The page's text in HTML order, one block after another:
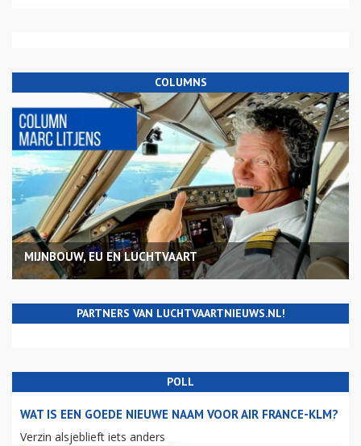
COLUMNS
MIJNBOUW, EU EN LUCHTVAART
PARTNERS VAN LUCHTVAARTNIEUWS.NL!
POLL
WAT IS EEN GOEDE NIEUWE NAAM VOOR AIR FRANCE-KLM?
Verzin alsjeblieft iets anders